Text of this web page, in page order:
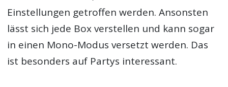
Einstellungen getroffen werden. Ansonsten
lässt sich jede Box verstellen und kann sogar
in einen Mono-Modus versetzt werden. Das
ist besonders auf Partys interessant.